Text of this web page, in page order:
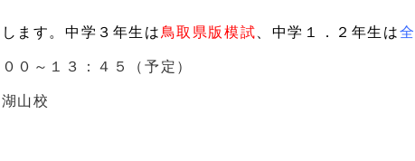
ます。中学３年生は 鳥取県版模試 、中学１．２年生は
０～１３：４５（予定）
山校